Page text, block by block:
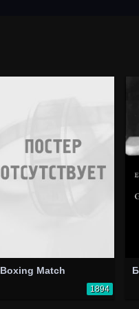
Boxing Match
1894